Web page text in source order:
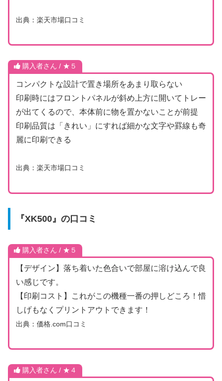
出典：楽天市場口コミ
購入者さん / ★５
コンパクトな設計で置き場所をあまり取らない
印刷時にはフロントパネルが斜め上方に開いてトレー
が出てくるので、本体前に物を置かないことが前提
印刷品質は「きれい」にすれば細かな文字や罫線も奇
麗に印刷できる
出典：楽天市場口コミ
『XK500』の口コミ
購入者さん / ★５
【デザイン】落ち着いた色合いで部屋に溶け込んで良
い感じです。
【印刷コスト】これがこの機種一番の押しどころ！惜
しげもなくプリントアウトできます！
出典：価格.com口コミ
購入者さん / ★４